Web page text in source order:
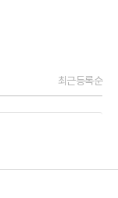
최근등록순